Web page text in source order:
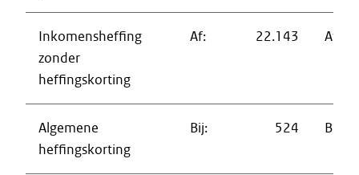
Inkomensheffing
zonder
heffingskorting
Af: 22.143 Af:
Algemene
heffingskorting
Bij: 524 Bij: